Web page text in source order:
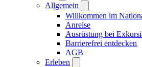
Allgemein
Willkommen im
Anreise
Ausrüstung bei
Barrierefrei entdecken
AGB
Erleben